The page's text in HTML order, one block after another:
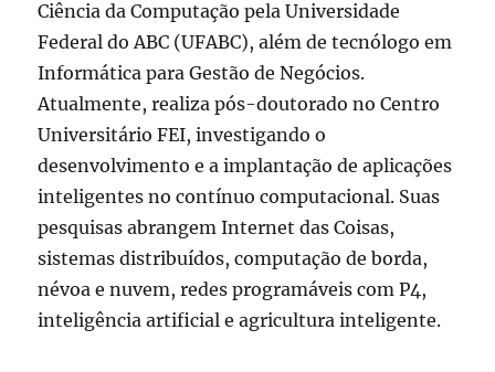
Ciência da Computação pela Universidade
Federal do ABC (UFABC), além de tecnólogo em
Informática para Gestão de Negócios.
Atualmente, realiza pós-doutorado no Centro
Universitário FEI, investigando o
desenvolvimento e a implantação de aplicações
inteligentes no contínuo computacional. Suas
pesquisas abrangem Internet das Coisas,
sistemas distribuídos, computação de borda,
névoa e nuvem, redes programáveis com P4,
inteligência artificial e agricultura inteligente.